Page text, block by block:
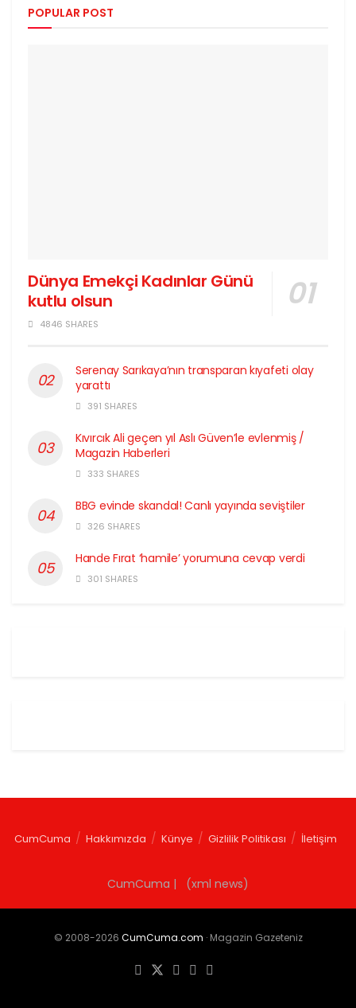
POPULAR POST
Dünya Emekçi Kadınlar Günü
kutlu olsun
4846 SHARES
Serenay Sarıkaya’nın transparan kıyafeti olay
yarattı
391 SHARES
Kıvırcık Ali geçen yıl Aslı Güven’le evlenmiş /
Magazin Haberleri
333 SHARES
BBG evinde skandal! Canlı yayında seviştiler
326 SHARES
Hande Fırat ‘hamile’ yorumuna cevap verdi
301 SHARES
CumCuma Hakkımızda Künye Gizlilik Politikası İletişim
CumCuma | (xml news)
© 2008-2026 CumCuma.com · Magazin Gazeteniz